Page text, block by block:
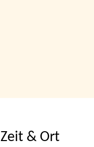
Zeit & Ort